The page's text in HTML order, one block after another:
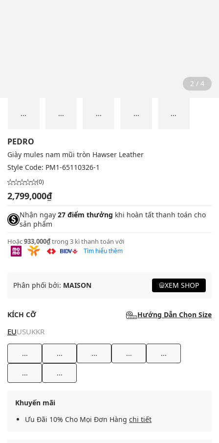
2 / 4
... ... ... ... ...
PEDRO
Giày mules nam mũi tròn Hawser Leather
Style Code: PM1-65110326-1
(0)
2,799,000₫
Nhận ngay 27 điểm thưởng khi hoàn tất thanh toán cho
sản phẩm
Hoặc933,000₫trong 3 kì thanh toán với
Tìm hiểu thêm
Phân phối bởi: MAISON XEM SHOP
KÍCH CỠ Hướng Dẫn Chọn Size
EUUSUKKR
... ... ... ... ...
... ...
Khuyến mãi
Ưu Đãi 10% Cho Mọi Đơn Hàng chi tiết